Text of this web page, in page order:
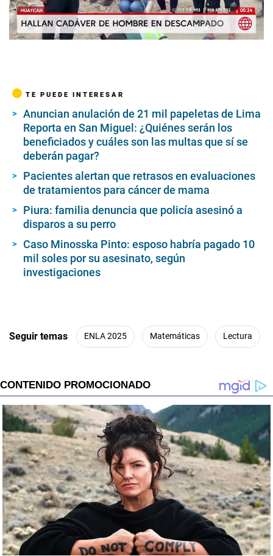
00:00/01:22
TE PUEDE INTERESAR
Anuncian anulación de 21 mil papeletas de Lima
Reporta en San Miguel: ¿Quiénes serán los
beneficiados y cuáles son las multas que sí se
deberán pagar?
Pacientes alertan que retrasos en evaluaciones
de tratamientos para cáncer de mama
Piura: familia denuncia que policía asesinó a
disparos a su perro
Caso Minosska Pinto: esposo habría pagado 10
mil soles por su asesinato, según
investigaciones
Seguir temas ENLA 2025 Matemáticas Lectura